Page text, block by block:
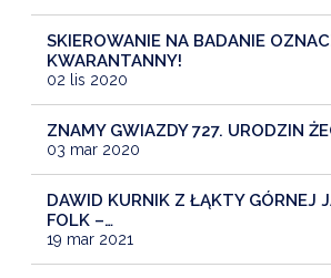
SKIEROWANIE NA BADANIE
KWARANTANNY!
02 lis 2020
ZNAMY GWIAZDY 727. URODZIN
03 mar 2020
DAWID KURNIK Z ŁĄKTY GÓRNEJ
FOLK –…
19 mar 2021